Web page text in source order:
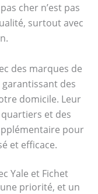
cher n’est pas
surtout avec
des marques de
des
domicile. Leur
et des
pour
et efficace.
Yale et Fichet
priorité, et un